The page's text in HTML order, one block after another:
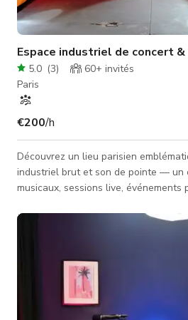
5.0 (3) 60+ invités
Paris
€200/h
Découvrez un lieu parisien
industriel brut et son de pointe — un
musicaux, sessions live, événements
concert complète, un mezzanine et
acoustique professionnelle, il est
performance ou production.